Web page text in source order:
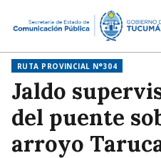
RUTA PROVINCIAL N°304
Jaldo
del puente
arroyo